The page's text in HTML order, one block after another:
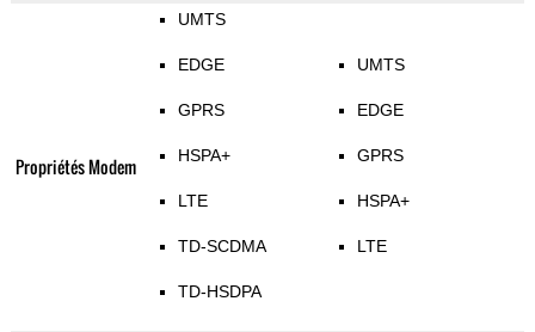
Propriétés Modem
UMTS
EDGE
GPRS
HSPA+
LTE
TD-SCDMA
TD-HSDPA
UMTS
EDGE
GPRS
HSPA+
LTE